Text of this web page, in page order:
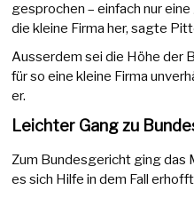
gesprochen – einfach nur
die kleine Firma her, sagte
Ausserdem sei die Höhe der
für so eine kleine Firma
er.
Leichter Gang zu
Zum Bundesgericht ging das
es sich Hilfe in dem Fall